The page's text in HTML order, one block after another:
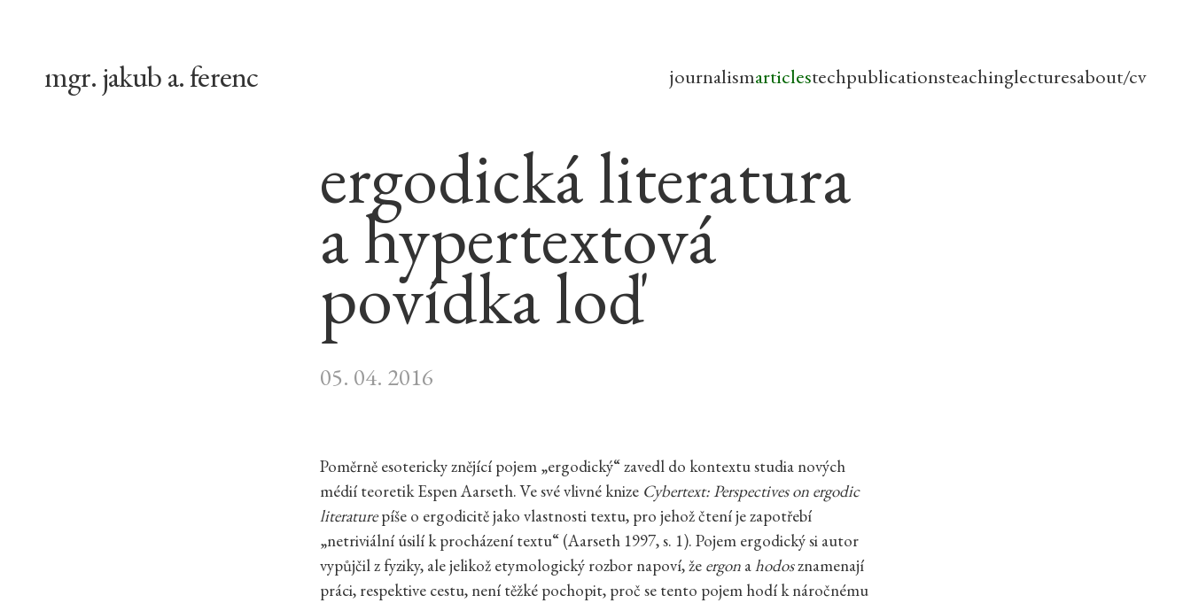
mgr. jakub a. ferenc journalismarticlestechpublicationsteachinglecturesabout/cv
ergodická literatura
a hypertextová
povídka loď
05. 04. 2016
Poměrně esotericky znějící pojem „ergodický“ zavedl do kontextu studia nových
médií teoretik Espen Aarseth. Ve své vlivné knize Cybertext: Perspectives on ergodic
literaturepíše o ergodicitě jako vlastnosti textu, pro jehož čtení je zapotřebí
„netriviální úsilí k procházení textu“ (Aarseth 1997, s. 1). Pojem ergodický si autor
vypůjčil z fyziky, ale jelikož etymologický rozbor napoví, že ergon ahodosznamenají
práci, respektive cestu, není těžké pochopit, proč se tento pojem hodí k náročnému